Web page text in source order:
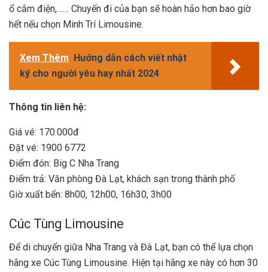
ổ cắm điện,…… Chuyến đi của bạn sẽ hoàn hảo hơn bao giờ
hết nếu chọn Minh Trí Limousine.
Xem Thêm Hướng dẫn cách viết nhật
ký cho người yêu hay nhất 2024
Thông tin liên hệ:
Giá vé: 170.000đ
Đặt vé: 1900 6772
Điểm đón: Big C Nha Trang
Điểm trả: Văn phòng Đà Lạt, khách sạn trong thành phố
Giờ xuất bến: 8h00, 12h00, 16h30, 3h00
Cúc Tùng Limousine
Để di chuyển giữa Nha Trang và Đà Lạt, bạn có thể lựa chọn
hãng xe Cúc Tùng Limousine. Hiện tại hãng xe này có hơn 30